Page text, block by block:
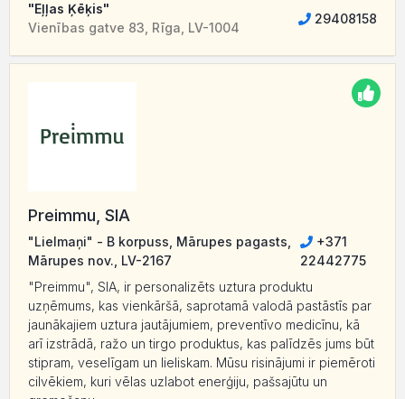
"Eļļas Ķēķis"
Vienības gatve 83, Rīga, LV-1004
29408158
Preimmu, SIA
"Lielmaņi" - B korpuss, Mārupes pagasts,
Mārupes nov., LV-2167
+371
22442775
"Preimmu", SIA, ir personalizēts uztura produktu
uzņēmums, kas vienkāršā, saprotamā valodā pastāstīs par
jaunākajiem uztura jautājumiem, preventīvo medicīnu, kā
arī izstrādā, ražo un tirgo produktus, kas palīdzēs jums būt
stipram, veselīgam un lieliskam. Mūsu risinājumi ir piemēroti
cilvēkiem, kuri vēlas uzlabot enerģiju, pašsajūtu un